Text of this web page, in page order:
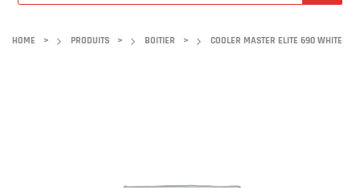
HOME > PRODUITS > BOITIER > COOLER MASTER ELITE 690 WHITE